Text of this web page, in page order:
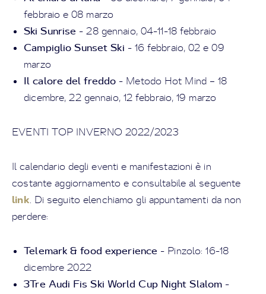
febbraio e 08 marzo
Ski Sunrise - 28 gennaio, 04-11-18 febbraio
Campiglio Sunset Ski - 16 febbraio, 02 e 09
marzo
Il calore del freddo - Metodo Hot Mind – 18
dicembre, 22 gennaio, 12 febbraio, 19 marzo
EVENTI TOP INVERNO 2022/2023
Il calendario degli eventi e manifestazioni è in
costante aggiornamento e consultabile al seguente
link. Di seguito elenchiamo gli appuntamenti da non
perdere:
Telemark & food experience - Pinzolo: 16-18
dicembre 2022
3Tre Audi Fis Ski World Cup Night Slalom -